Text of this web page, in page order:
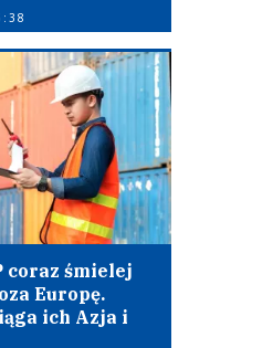
coraz śmielej
Europę.
ich Azja i